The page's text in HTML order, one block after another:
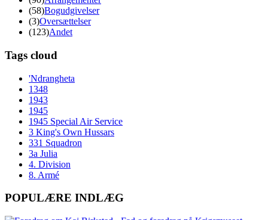
(58)Bogudgivelser
(3)Oversættelser
(123)Andet
Tags cloud
'Ndrangheta
1348
1943
1945
1945 Special Air Service
3 King's Own Hussars
331 Squadron
3a Julia
4. Division
8. Armé
POPULÆRE INDLÆG